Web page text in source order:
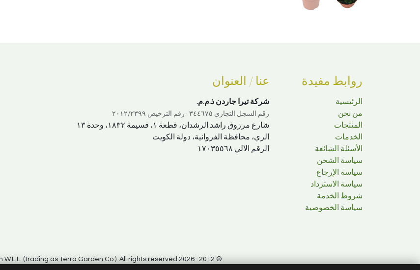
روابط مفيدة
الرئيسية
من نحن
المنتجات
الخدمات
الأسئلة الشائعة
سياسة الشحن
سياسة الإرجاع
سياسة الاسترداد
شروط الخدمة
سياسة الخصوصية
عنا / العنوان
شركة تيرا جاردن ذ.م.م.
رقم السجل التجاري ٣٤٤٦٧٥ · رقم الترخيص ٢٠١٢/٢٣٩٩
شارع مرزوق راشد الرشدان، قطعة ١، قسيمة ١٨٣٢، وحدة ١٣
الري، محافظة الفروانية، دولة الكويت
الرقم الآلي ١٧٠٣٥٥٦٨
© 2012–2026 Terra Garden W.L.L. (trading as Terra Garden Co.). All rights reserved.